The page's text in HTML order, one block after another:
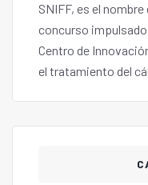
SNIFF, es el
concurso
Centro de
el tratamiento del